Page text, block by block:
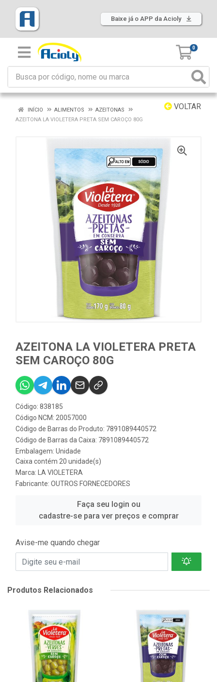
Baixe já o APP da Acioly
0
VOLTAR
INÍCIO ALIMENTOS
AZEITONAS
AZEITONA LA VIOLETERA PRETA SEM CAROÇO 80G
AZEITONA LA VIOLETERA PRETA
SEM CAROÇO 80G
Código: 838185
Código NCM: 20057000
Código de Barras do Produto: 7891089440572
Código de Barras da Caixa: 7891089440572
Embalagem: Unidade
Caixa contém 20 unidade(s)
Marca:
LA VIOLETERA
Fabricante: OUTROS FORNECEDORES
Faça seu login ou
cadastre-se para ver preços e comprar
Avise-me quando chegar
Produtos Relacionados